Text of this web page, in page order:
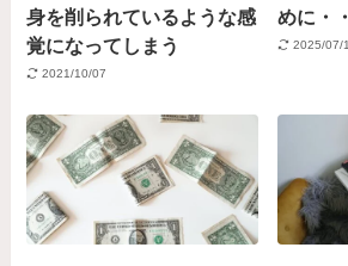
身を削られているような感
覚になってしまう
2021/10/07
めに・
2025/07/